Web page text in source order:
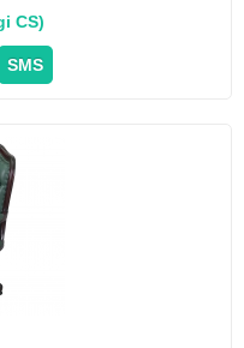
CS)
SMS